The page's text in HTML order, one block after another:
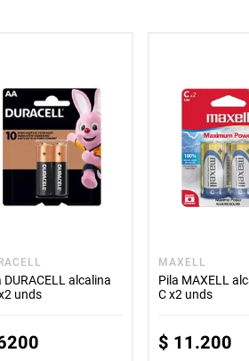
DURACELL alcalina
unds
MAXELL
Pila MAXELL
C x2 unds
$ 11.200